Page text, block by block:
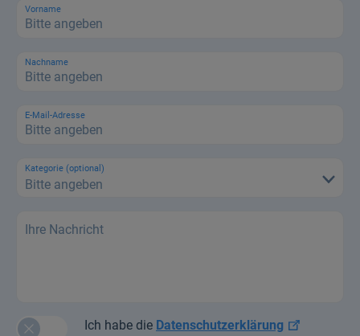
Vorname
Nachname
E-Mail-Adresse
Kategorie (optional)
Bitte angeben
Ich habe die Datenschutzerklärung